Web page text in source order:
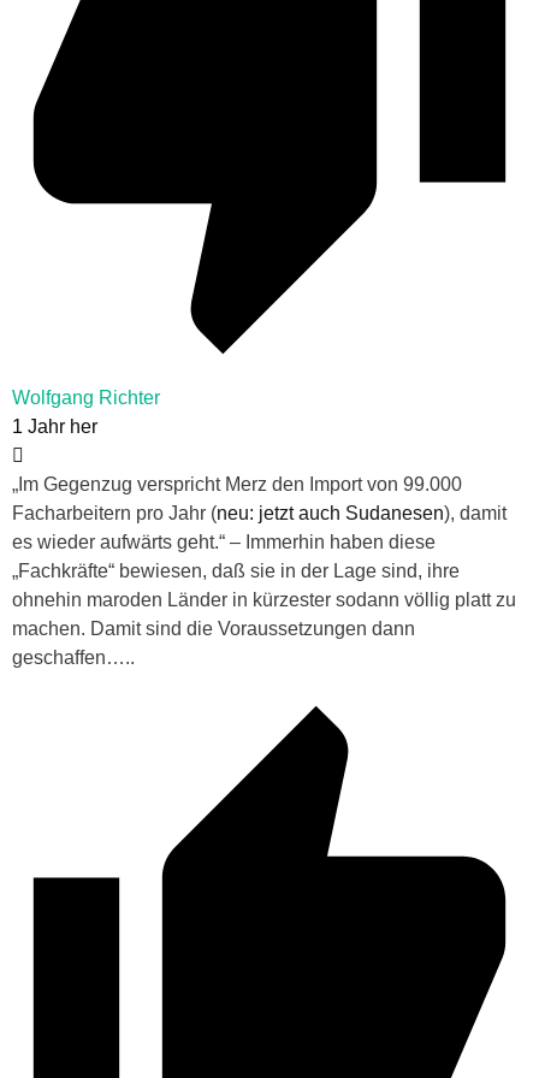
Wolfgang Richter
1 Jahr her
„Im Gegenzug verspricht Merz den Import von 99.000
Facharbeitern pro Jahr (neu: jetzt auch Sudanesen), damit
es wieder aufwärts geht.“ – Immerhin haben diese
„Fachkräfte“ bewiesen, daß sie in der Lage sind, ihre
ohnehin maroden Länder in kürzester sodann völlig platt zu
machen. Damit sind die Voraussetzungen dann
geschaffen…..